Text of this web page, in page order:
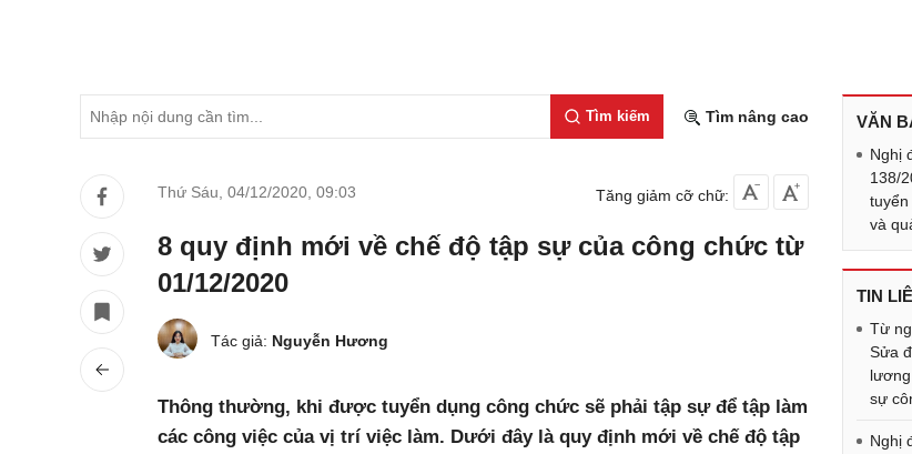
Tìm kiếm Tìm nâng cao
Thứ Sáu, 04/12/2020 09:03 Tăng giảm cỡ chữ:
8 quy định mới về chế độ tập sự của công chức từ
01/12/2020
Tác giả: Nguyễn Hương
Thông thường, khi được tuyển dụng công chức sẽ phải tập sự để tập làm
các công việc của vị trí việc làm. Dưới đây là quy định mới về chế độ tập
VĂN
Nghị
138/
và
TIN
Từ
Sửa
sự
Nghị